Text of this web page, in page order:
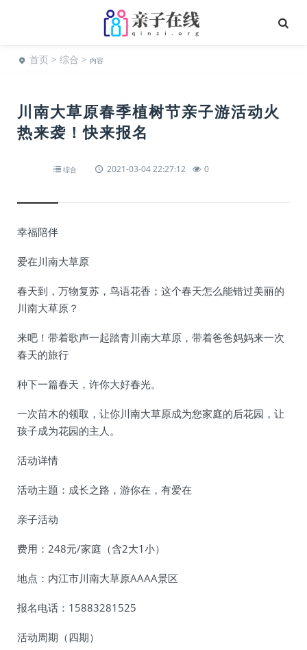
首页 > 综合 > 内容
川南大草原春季植树节亲子游活动火
热来袭！快来报名
综合 2021-03-04 22:27:12 0
幸福陪伴
爱在川南大草原
春天到，万物复苏，鸟语花香；这个春天怎么能错过美丽的
川南大草原？
来吧！带着歌声一起踏青川南大草原，带着爸爸妈妈来一次
春天的旅行
种下一篇春天，许你大好春光。
一次苗木的领取，让你川南大草原成为您家庭的后花园，让
孩子成为花园的主人。
活动详情
活动主题：成长之路，游你在，有爱在
亲子活动
费用：248元/家庭（含2大1小）
地点：内江市川南大草原AAAA景区
报名电话：15883281525
活动周期（四期）